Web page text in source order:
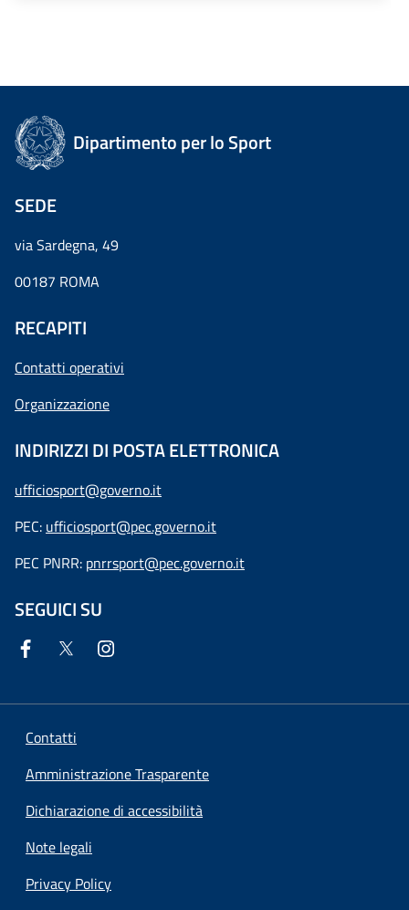
Dipartimento per lo Sport
SEDE
via Sardegna, 49
00187 ROMA
RECAPITI
Contatti operativi
Organizzazione
INDIRIZZI DI POSTA ELETTRONICA
ufficiosport@governo.it
PEC: ufficiosport@pec.governo.it
PEC PNRR: pnrrsport@pec.governo.it
SEGUICI SU
Contatti
Amministrazione Trasparente
Dichiarazione di accessibilità
Note legali
Privacy Policy